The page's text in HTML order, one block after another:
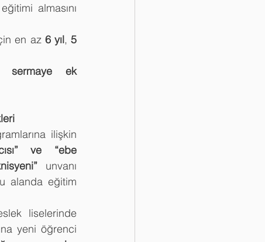
almasını
en az 6 yıl, 5
sermaye ek
ilişkin
ve “ebe
unvanı
alanda eğitim
liselerinde
yeni öğrenci